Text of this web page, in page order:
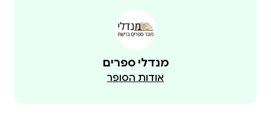
"מניתי אותן, את האהבות, במו חרוזים. ארבעה עשר
מזויפים, מבליטים עצמם, מבוישים, דהויים וקורנים.
מנדלי ספרים
אודות הסופר